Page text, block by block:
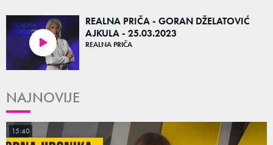
REALNA PRIČA - GORAN DŽELATOVIĆ
AJKULA - 25.03.2023
REALNA PRIČA
NAJNOVIJE
15:40